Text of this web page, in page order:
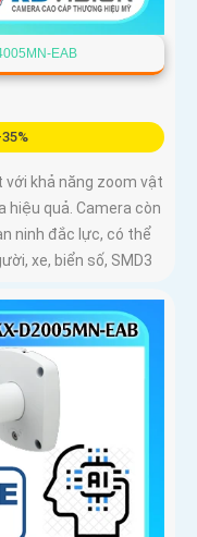
EAB
với khả năng zoom vật
hiệu quả. Camera còn
ninh đắc lực, có thể
xe, biển số, SMD3